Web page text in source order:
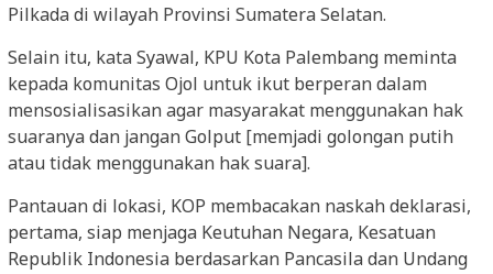
Pilkada di wilayah Provinsi Sumatera Selatan.
Selain itu, kata Syawal, KPU Kota Palembang meminta
kepada komunitas Ojol untuk ikut berperan dalam
mensosialisasikan agar masyarakat menggunakan hak
suaranya dan jangan Golput [memjadi golongan putih
atau tidak menggunakan hak suara].
Pantauan di lokasi, KOP membacakan naskah deklarasi,
pertama, siap menjaga Keutuhan Negara, Kesatuan
Republik Indonesia berdasarkan Pancasila dan Undang